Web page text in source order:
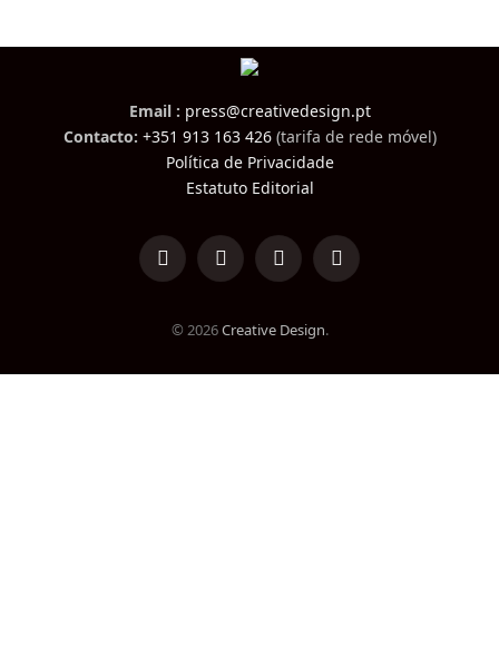
Email : press@creativedesign.pt
Contacto: +351 913 163 426(tarifa de rede móvel)
Política de Privacidade
Estatuto Editorial
LinkedInFacebookInstagramTikTok
© 2026Creative Design.